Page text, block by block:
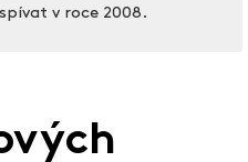
v roce 2008.